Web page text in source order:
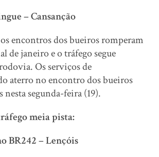
– Cansanção
encontros dos bueiros romperam
de janeiro e o tráfego segue
Os serviços de
aterro no encontro dos bueiros
segunda-feira (19).
meia pista:
BR242 – Lençóis